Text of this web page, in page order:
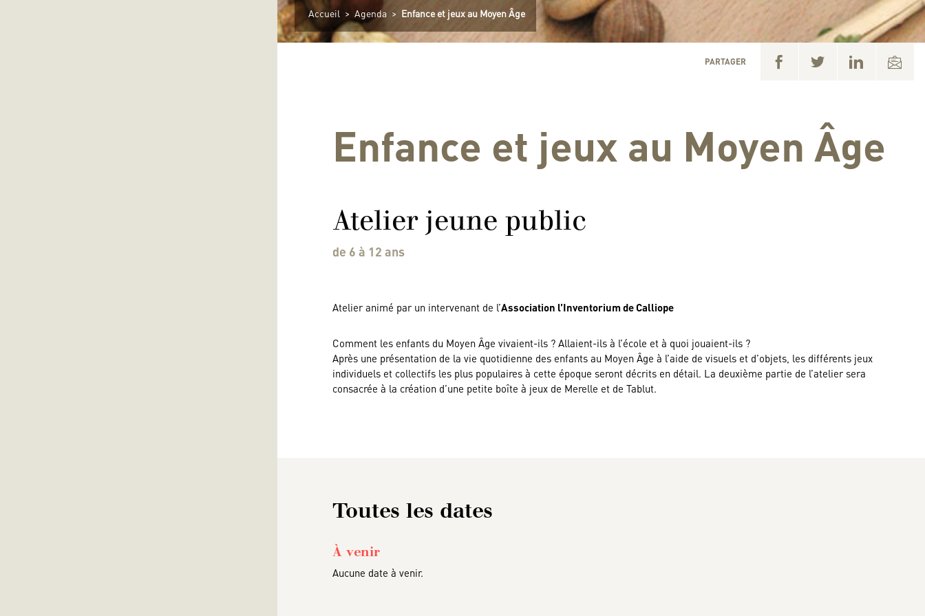
Accueil > Agenda > Enfance et jeux au Moyen Âge
PARTAGER
Enfance et jeux au Moyen Âge
Atelier jeune public
de 6 à 12 ans
Atelier animé par un intervenant de l’Association l’Inventorium de Calliope
Comment les enfants du Moyen Âge vivaient-ils ? Allaient-ils à l’école et à quoi jouaient-ils ?
Après une présentation de la vie quotidienne des enfants au Moyen Âge à l’aide de visuels et d’objets, les différents jeux
individuels et collectifs les plus populaires à cette époque seront décrits en détail. La deuxième partie de l’atelier sera
consacrée à la création d’une petite boîte à jeux de Merelle et de Tablut.
Toutes les dates
À venir
Aucune date à venir.